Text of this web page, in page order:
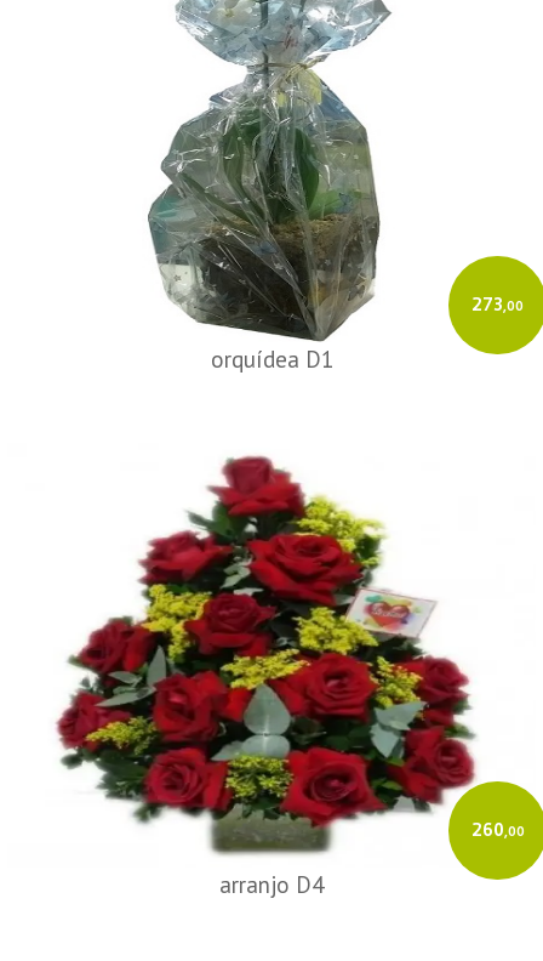
273,00
orquídea D1
260,00
arranjo D4